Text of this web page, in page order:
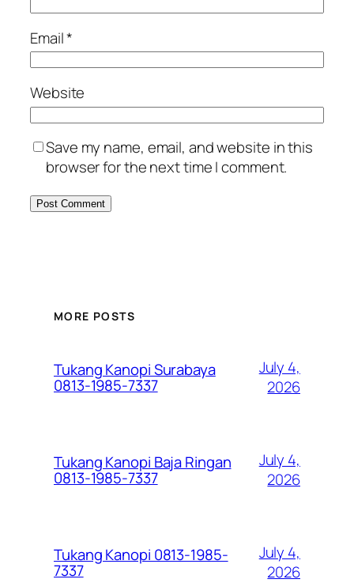
Email*
Website
Save my name, email, and website in this
browser for the next time I comment.
MORE POSTS
Tukang Kanopi Surabaya
0813-1985-7337
July 4,
2026
Tukang Kanopi Baja Ringan
0813-1985-7337
July 4,
2026
Tukang Kanopi 0813-1985-
7337
July 4,
2026